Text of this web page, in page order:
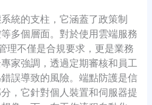
統的支柱，它涵蓋了政策制
多個層面。對於使用雲端服務
理不僅是合規要求，更是業務
家強調，透過定期審核和員工
誤導致的風險。端點防護是信
，它針對個人裝置和伺服器提